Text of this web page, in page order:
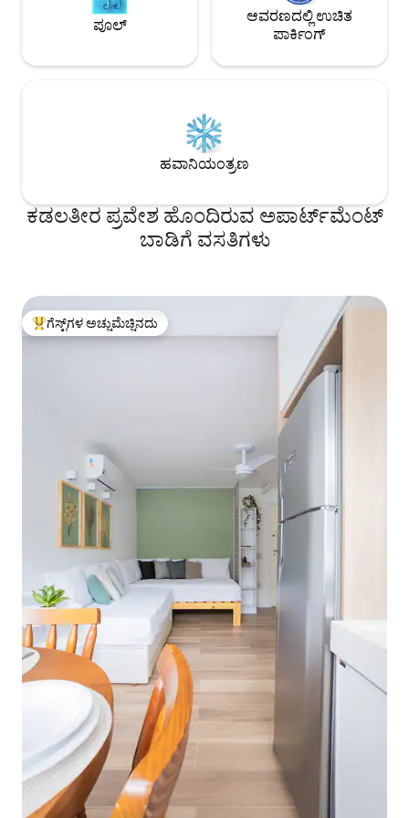
ಪೂಲ್
ಆವರಣದಲ್ಲಿ ಉಚಿತ
ಪಾರ್ಕಿಂಗ್
ಹವಾನಿಯಂತ್ರಣ
ಕಡಲತೀರ ಪ್ರವೇಶ ಹೊಂದಿರುವ ಅಪಾರ್ಟ್‌ಮೆಂಟ್
ಬಾಡಿಗೆ ವಸತಿಗಳು
ಗೆಸ್ಟ್‌ಗಳಿಗೆ ಅತಿ ಹೆಚ್ಚು ಅಚ್ಚುಮೆಚ್ಚಿನದು
ಗೆಸ್ಟ್‌ಗಳ ಅಚ್ಚುಮೆಚ್ಚಿನದು